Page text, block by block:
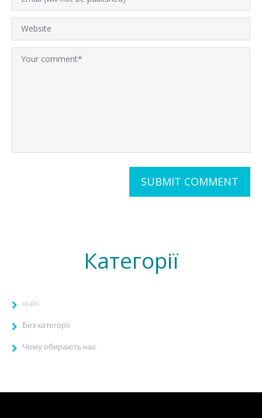
Категорії
main
Без категорії
Чому обирають нас